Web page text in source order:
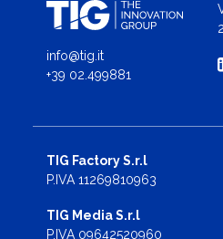
info@tig.it
+39 02.499881
TIG Factory S.r.l
P.IVA 11269810963
TIG Media S.r.l
P.IVA 09642520960